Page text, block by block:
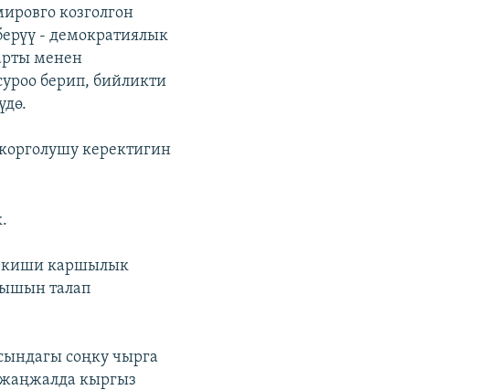
козголгон
- демократиялык
менен
берип, бийликти
керектигин
киши каршылык
талап
соңку чырга
кыргыз